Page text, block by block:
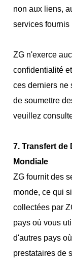
non aux liens,
services fournis
ZG n'exerce
confidentialité
ces derniers ne
de soumettre
veuillez
7. Transfert de
Mondiale
ZG fournit des
monde, ce qui
collectées par
pays où vous
d'autres pays
prestataires de